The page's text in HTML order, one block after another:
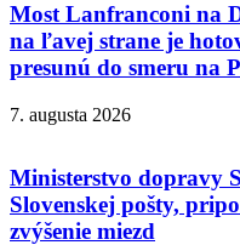
Most Lanfranconi na
na ľavej strane je
presunú do smeru na
7. augusta 2026
Ministerstvo dopravy
Slovenskej pošty,
zvýšenie miezd